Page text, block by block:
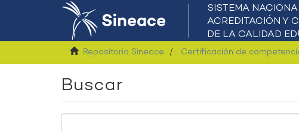
Repositorio Sineace Certificación de
Buscar